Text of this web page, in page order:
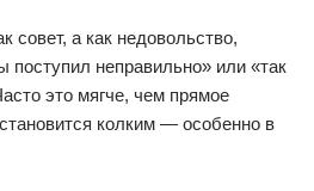
совет, а как недовольство,
неправильно» или «так
это мягче, чем прямое
колким — особенно в